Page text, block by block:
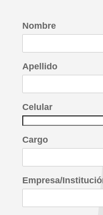
Nombre
Apellido
Celular
Cargo
Empresa/